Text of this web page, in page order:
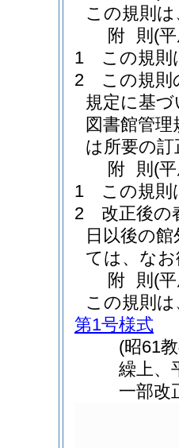
この規則
附 則 (
1
この規則
2
この規則
規定に基
図書館管
は所要の
附 則 (
1
この規則
2
改正後の
日以後の
ては、な
附 則 (
この規則
第1号様式
(昭61
繰上、
一部改